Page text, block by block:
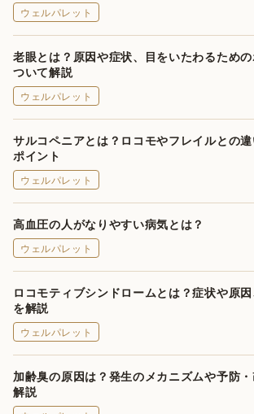
ウェルパレット
老眼とは？原因や症状、目をいたわるため
ついて解説
ウェルパレット
サルコペニアとは？ロコモやフレイルとの
ポイント
ウェルパレット
高血圧の人がなりやすい病気とは？
ウェルパレット
ロコモティブシンドロームとは？症状や原
を解説
ウェルパレット
加齢臭の原因は？発生のメカニズムや予防
解説